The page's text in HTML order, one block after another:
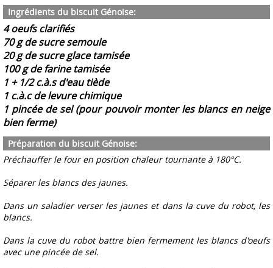
Ingrédients du biscuit Génoise:
4 oeufs clarifiés
70 g de sucre semoule
20 g de sucre glace tamisée
100 g de farine tamisée
1 + 1/2 c.à.s d'eau tiède
1 c.à.c de levure chimique
1 pincée de sel (pour pouvoir monter les blancs en neige
bien ferme)
Préparation du biscuit Génoise:
Préchauffer le four en position chaleur tournante à 180°C.
Séparer les blancs des jaunes.
Dans un saladier verser les jaunes et dans la cuve du robot, les
blancs.
Dans la cuve du robot battre bien fermement les blancs d'oeufs
avec une pincée de sel.